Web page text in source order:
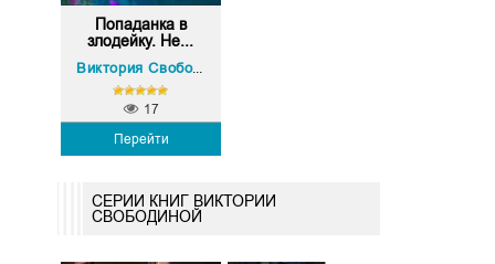
Попаданка в
злодейку. Не...
Виктория Свободина
Перейти
17
СЕРИИ КНИГ ВИКТОРИИ
СВОБОДИНОЙ